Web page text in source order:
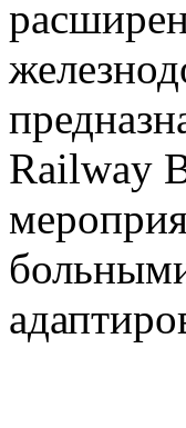
Railway